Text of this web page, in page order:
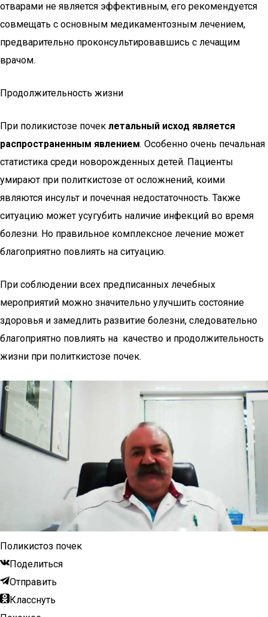
отварами не является эффективным, его рекомендуется
совмещать с основным медикаментозным лечением,
предварительно проконсультировавшись с лечащим
врачом.
Продолжительность жизни
При поликистозе почек летальный исход является
распространенным явлением. Особенно очень печальная
статистика среди новорожденных детей. Пациенты
умирают при политкистозе от осложнений, коими
являются инсульт и почечная недостаточность. Также
ситуацию может усугубить наличие инфекций во время
болезни. Но правильное комплексное лечение может
благоприятно повлиять на ситуацию.
При соблюдении всех предписанных лечебных
мероприятий можно значительно улучшить состояние
здоровья и замедлить развитие болезни, следовательно
благоприятно повлиять на качество и продолжительность
жизни при политкистозе почек.
Поликистоз почек
Поделиться
Отправить
Класснуть